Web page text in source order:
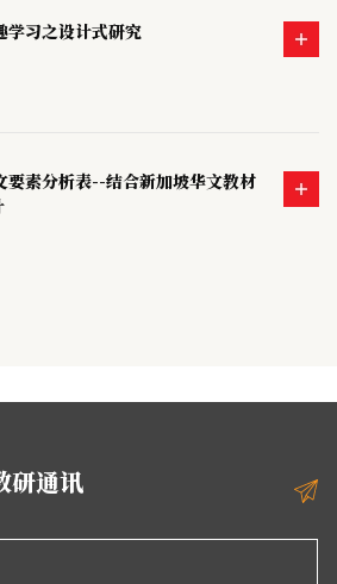
学习之设计式研究
要素分析表--结合新加坡华文教材
研通讯